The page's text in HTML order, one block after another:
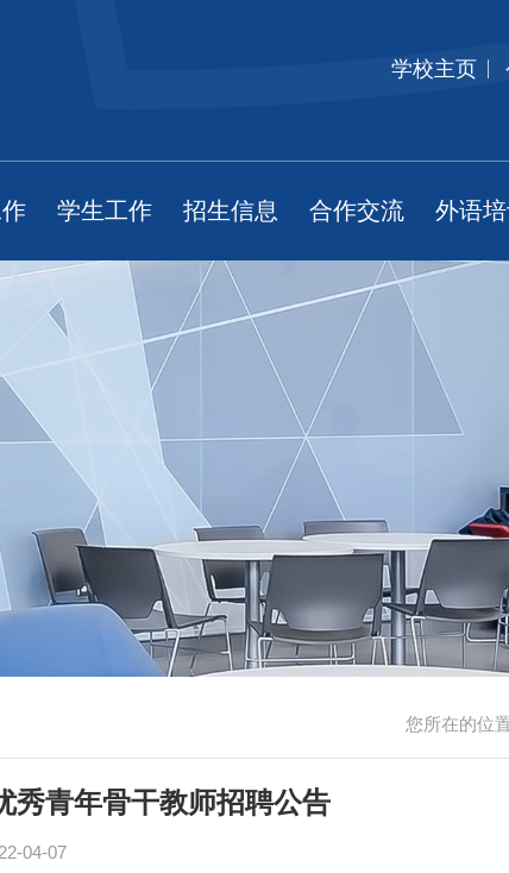
学校主页
学生工作 招生信息 合作交流 外语培
您所在的位
秀青年骨干教师招聘公告
04-07